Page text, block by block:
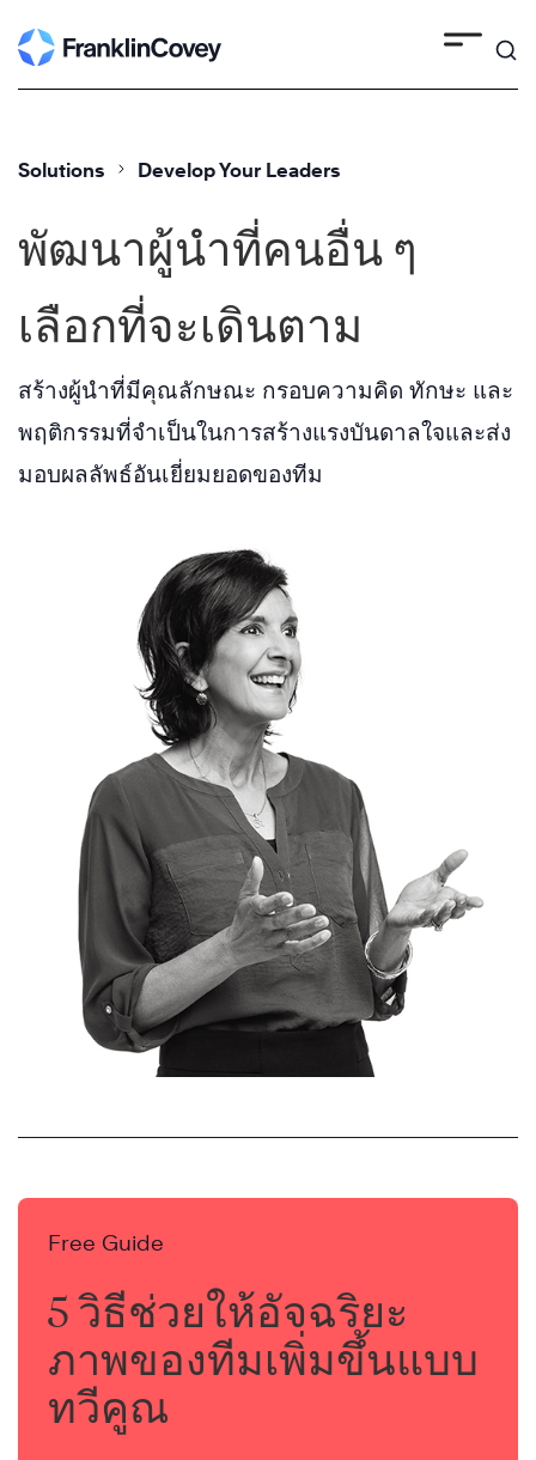
to
Solutions Develop Your Leaders
พัฒนาผู้นำที่คนอื่น ๆ
เลือกที่จะเดินตาม
สร้างผู้นำที่มีคุณลักษณะ กรอบความคิด ทักษะ และ
พฤติกรรมที่จำเป็นในการสร้างแรงบันดาลใจและส่ง
มอบผลลัพธ์อันเยี่ยมยอดของทีม
Free Guide
5 วิธีช่วยให้อัจฉริยะ
ภาพของทีมเพิ่มขึ้นแบบ
ทวีคูณ